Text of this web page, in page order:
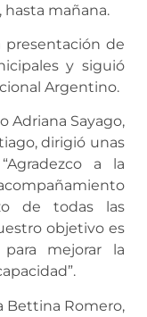
hasta mañana.
presentación de
y siguió
Argentino.
Adriana Sayago,
dirigió unas
a la
de todas las
objetivo es
mejorar la
Bettina Romero,